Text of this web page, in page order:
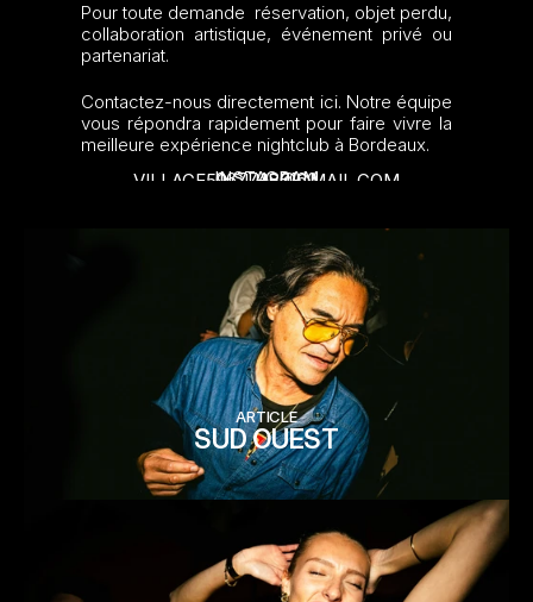
Pour toute demande  réservation, objet perdu,
collaboration artistique, événement privé ou
partenariat.
Contactez-nous directement ici. Notre équipe
vous répondra rapidement pour faire vivre la
meilleure expérience nightclub à Bordeaux.
INSTAGRAM
0677480160
VILLAGE59.CLUB@GMAIL.COM
ARTICLE
SUD OUEST